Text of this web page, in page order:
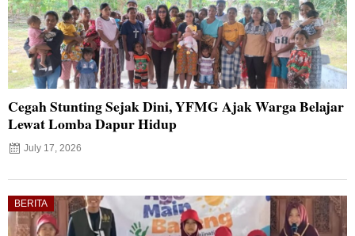
Cegah Stunting Sejak Dini, YFMG Ajak Warga Belajar
Lewat Lomba Dapur Hidup
July 17, 2026
BERITA